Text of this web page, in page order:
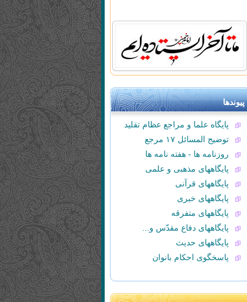
پیوندها
پایگاه علما و مراجع عظام تقلید
توضیح المسائل ۱۷ مرجع
روزنامه ها - هفته نامه ها
پایگاههای مذهبی و علمی
پایگاههای قرآنی
پایگاههای خبری
پایگاههای متفرقه
پایگاههای دفاع مقدّس و...
پایگاههای حدیث
پاسخگوی احکام بانوان